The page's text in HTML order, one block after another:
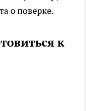
о поверке.
к